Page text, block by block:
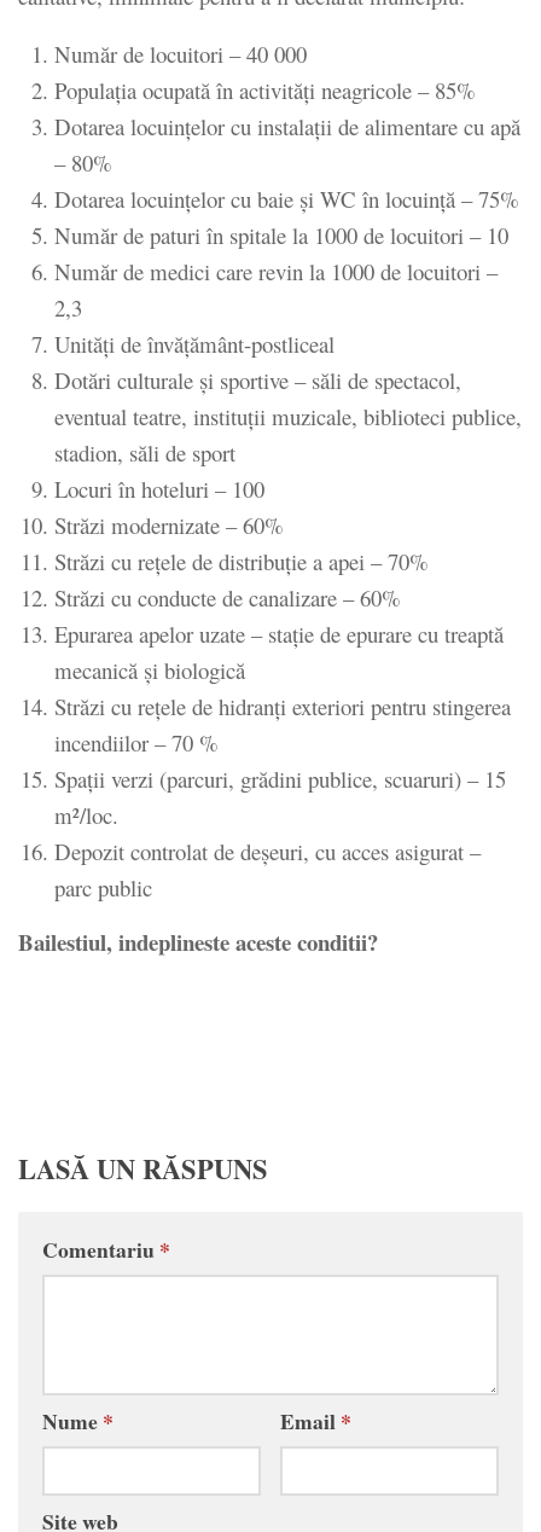
Număr de locuitori – 40 000
Populația ocupată în activități neagricole – 85%
Dotarea locuințelor cu instalații de alimentare cu apă
– 80%
Dotarea locuințelor cu baie și WC în locuință – 75%
Număr de paturi în spitale la 1000 de locuitori – 10
Număr de medici care revin la 1000 de locuitori –
2,3
Unități de învățământ-postliceal
Dotări culturale și sportive – săli de spectacol,
eventual teatre, instituții muzicale, biblioteci publice,
stadion, săli de sport
Locuri în hoteluri – 100
Străzi modernizate – 60%
Străzi cu rețele de distribuție a apei – 70%
Străzi cu conducte de canalizare – 60%
Epurarea apelor uzate – stație de epurare cu treaptă
mecanică și biologică
Străzi cu rețele de hidranți exteriori pentru stingerea
incendiilor – 70 %
Spații verzi (parcuri, grădini publice, scuaruri) – 15
m²/loc.
Depozit controlat de deșeuri, cu acces asigurat –
parc public
Bailestiul, indeplineste aceste conditii?
LASĂ UN RĂSPUNS
Comentariu*
Nume* Email*
Site web